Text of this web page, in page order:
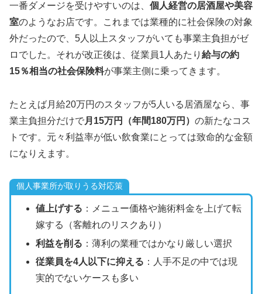
一番ダメージを受けやすいのは、 個人経営の居酒屋や美容
室のようなお店です。これまでは業種的に社会保険の対象
外だったので、5人以上スタッフがいても事業主負担がゼ
ロでした。それが改正後は、従業員1人あたり 給与の約
15％相当の社会保険料が事業主側に乗ってきます。
たとえば月給20万円のスタッフが5人いる居酒屋なら、事
業主負担分だけで月15万円（年間180万円） の新たなコス
トです。元々利益率が低い飲食業にとっては致命的な金額
になりえます。
個人事業所が取りうる対応策
値上げする ：メニュー価格や施術料金を上げて転
嫁する（客離れのリスクあり）
利益を削る ：薄利の業種ではかなり厳しい選択
従業員を4人以下に抑える ：人手不足の中では現
実的でないケースも多い